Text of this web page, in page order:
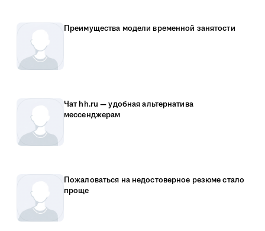
Преимущества модели временной занятости
Чат hh.ru — удобная альтернатива
мессенджерам
Пожаловаться на недостоверное резюме стало
проще